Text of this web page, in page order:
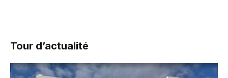
Tour d’actualité